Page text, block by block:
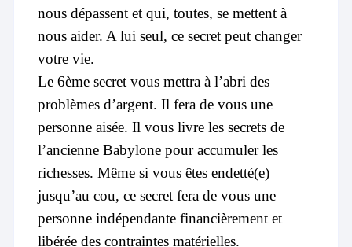
nous dépassent et qui, toutes, se mettent à
nous aider. A lui seul, ce secret peut changer
votre vie.
Le 6ème secret vous mettra à l’abri des
problèmes d’argent. Il fera de vous une
personne aisée. Il vous livre les secrets de
l’ancienne Babylone pour accumuler les
richesses. Même si vous êtes endetté(e)
jusqu’au cou, ce secret fera de vous une
personne indépendante financièrement et
libérée des contraintes matérielles.